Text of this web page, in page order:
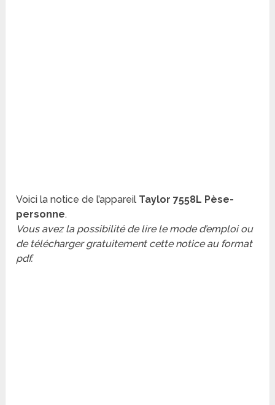
Voici la notice de l’appareil Taylor 7558L Pèse-
personne.
Vous avez la possibilité de lire le mode d’emploi ou
de télécharger gratuitement cette notice au format
pdf.